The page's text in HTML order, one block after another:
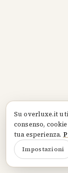
Suoverluxe.it
consenso,
tua esperienza.
Impostazioni